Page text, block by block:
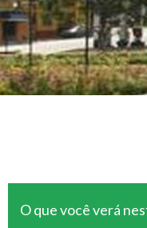
O que você verá